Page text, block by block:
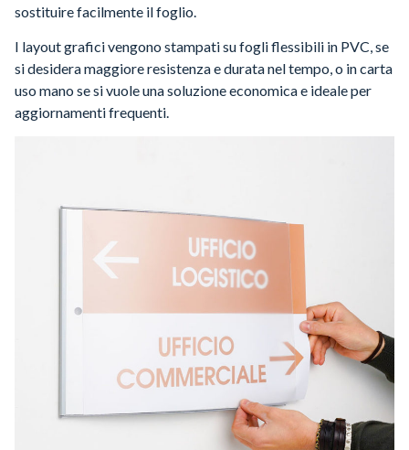
sostituire facilmente il foglio.
I layout grafici vengono stampati su fogli flessibili in PVC, se
si desidera maggiore resistenza e durata nel tempo, o in carta
uso mano se si vuole una soluzione economica e ideale per
aggiornamenti frequenti.